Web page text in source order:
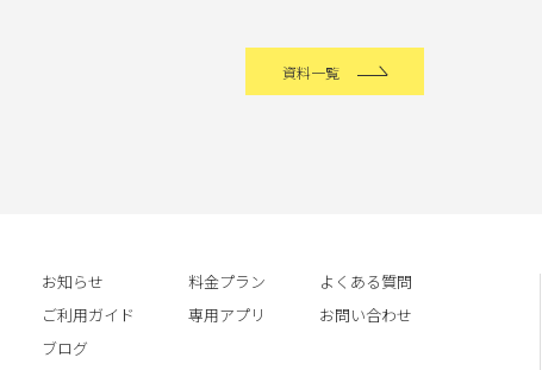
資料一覧
お知らせ
ご利用ガイド
ブログ
料金プラン
専用アプリ
よくある質問
お問い合わせ